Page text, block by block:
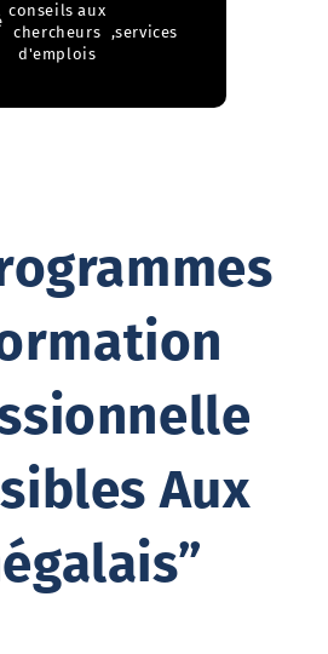
conseils aux
chercheurs
d'emplois
,services
Aux